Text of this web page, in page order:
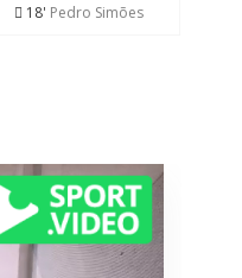
18' Pedro Simões